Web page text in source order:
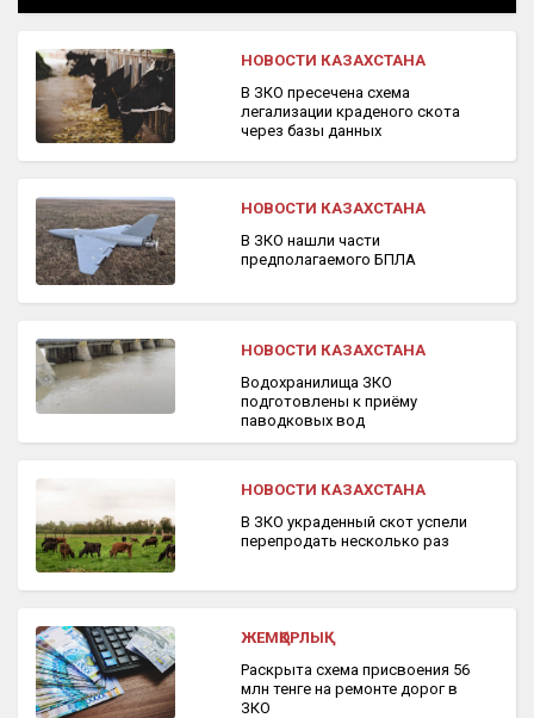
НОВОСТИ КАЗАХСТАНА
В ЗКО пресечена схема
легализации краденого скота
через базы данных
НОВОСТИ КАЗАХСТАНА
В ЗКО нашли части
предполагаемого БПЛА
НОВОСТИ КАЗАХСТАНА
Водохранилища ЗКО
подготовлены к приёму
паводковых вод
НОВОСТИ КАЗАХСТАНА
В ЗКО украденный скот успели
перепродать несколько раз
ЖЕМҚОРЛЫҚ
Раскрыта схема присвоения 56
млн тенге на ремонте дорог в
ЗКО